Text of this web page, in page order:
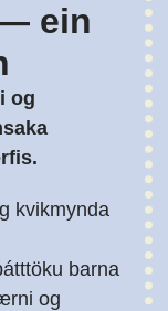
ein
og
kvikmynda
barna
og